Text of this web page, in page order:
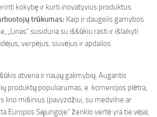
kokybę ir kurti inovatyvius produktus.
trūkumas: Kaip ir daugelis gamybos
„Linas“ susiduria su iššūkiu rasti ir išlaikyti
verpėjus, siuvėjus ir apdailos
atveria ir naujų galimybių. Augantis
produktų populiarumas, e. komercijos plėtra,
lino mišinius (pavyzdžiui, su medvilne ar
Europos Sąjungoje“ ženklo vertė yra tie vėjai,